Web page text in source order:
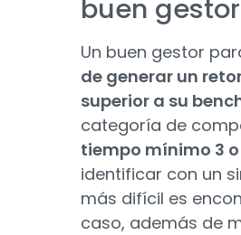
buen
Un buen gestor
de generar un
superior a su
categoría de
tiempo mínimo 3
identificar con un
más difícil es
caso, además de